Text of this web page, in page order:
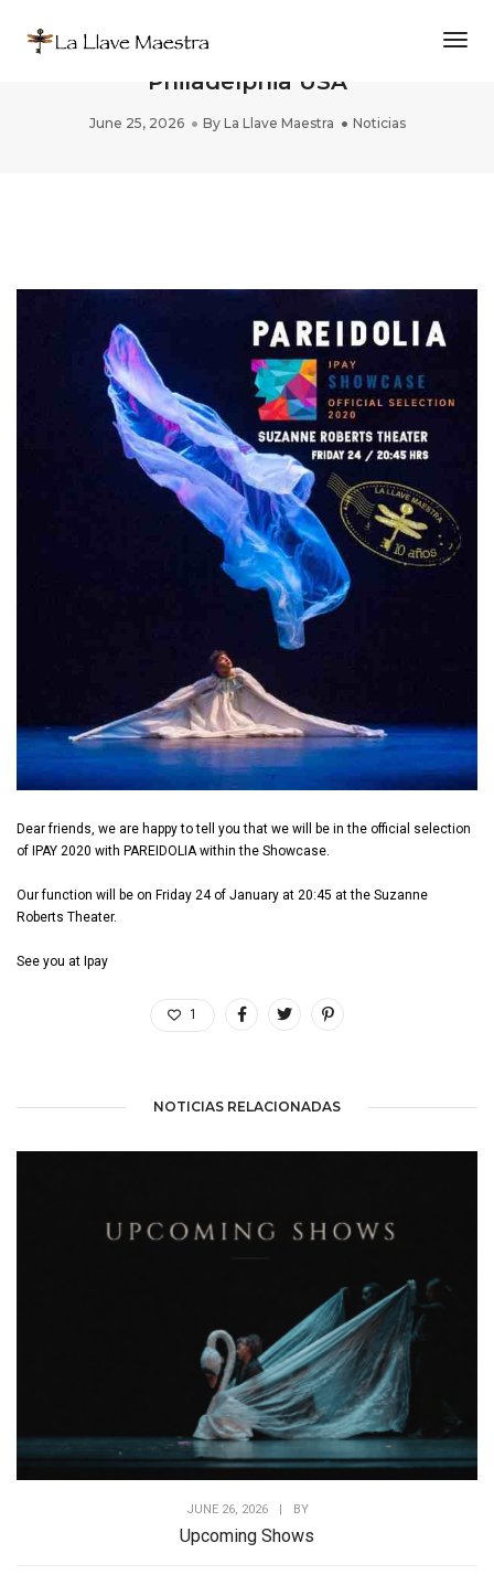
PAREIDOLIA at IPAY 2020 in
Philadelphia USA
June 25, 2026 By La Llave Maestra Noticias
Dear friends, we are happy to tell you that we will be in the official selection
of IPAY 2020 with PAREIDOLIA within the Showcase.
Our function will be on Friday 24 of January at 20:45 at the Suzanne
Roberts Theater.
See you at Ipay
1
NOTICIAS RELACIONADAS
JUNE 26, 2026 | BY
Upcoming Shows